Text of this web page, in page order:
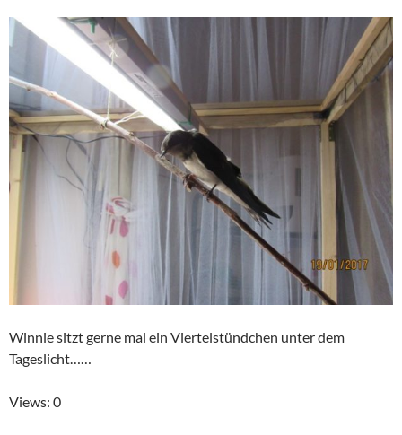
Winnie sitzt gerne mal ein Viertelstündchen unter dem
Tageslicht……
Views: 0